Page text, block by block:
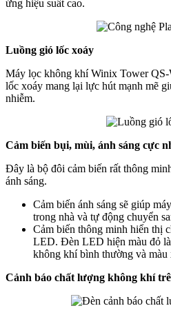
ứng hiệu suất cao.
Luồng gió lốc xoáy
Máy lọc không khí Winix Tower
lốc xoáy mang lại lực hút mạnh mẽ
nhiễm.
Cảm biến bụi, mùi, ánh sáng cực
Đây là bộ đôi cảm biến rất thông
ánh sáng.
Cảm biến ánh sáng sẽ giúp
trong nhà và tự động chuyển
Cảm biến thông minh hiển thị
LED. Đèn LED hiện màu đỏ
không khí bình thường và
Cảnh báo chất lượng không khí